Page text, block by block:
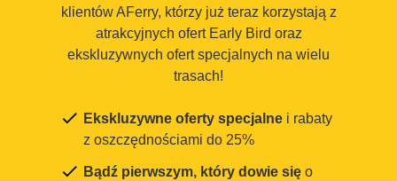
klientów AFerry, którzy już teraz korzystają z
atrakcyjnych ofert Early Bird oraz
ekskluzywnych ofert specjalnych na wielu
trasach!
Ekskluzywne oferty specjalne i rabaty
z oszczędnościami do 25%
Bądź pierwszym, który dowie się o